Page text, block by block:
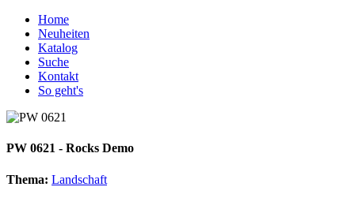
Home
Neuheiten
Katalog
Suche
Kontakt
So geht's
PW 0621 - Rocks Demo
Thema: Landschaft